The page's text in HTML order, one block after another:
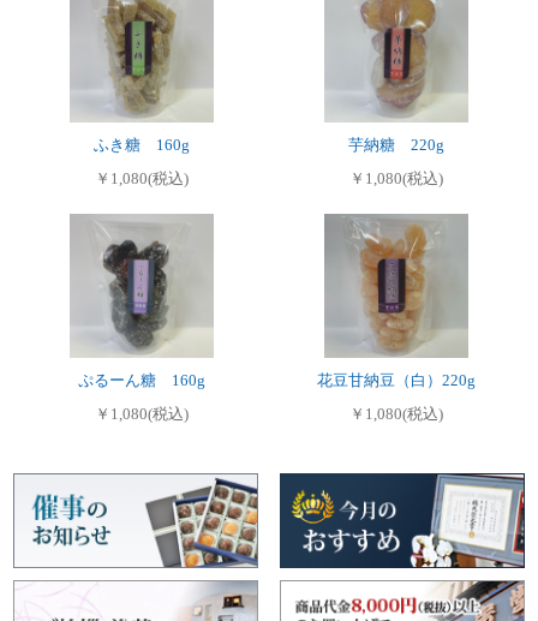
ふき糖 160g
￥1,080(税込)
芋納糖 220g
￥1,080(税込)
ぷるーん糖 160g
￥1,080(税込)
花豆甘納豆（白）220g
￥1,080(税込)